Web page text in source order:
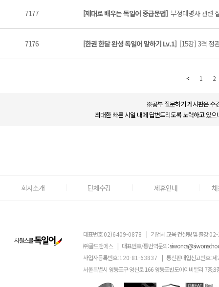
7177 [제대로 배우는 독일어 중급문법] 부정대명사 관련
7176 [한권 한달 완성 독일어 말하기 Lv.1] [15강] 3격 정
1 2
※공부 질문하기 게시판은 수
최대한 빠른 시일 내에 답변드리도록 노력하고 있
회사소개 단체수강 제휴안내
대표번호02)6409-0878 | 기업체 교육 컨설팅 및 출강
㈜골드앤에스 | 대표번호/통번역문의:
사업자등록번호:120-81-63837 | 통신판매업신고번호: 제
서울특별시 영등포구 영신로 166 영등포반도아이비밸리 7층,8